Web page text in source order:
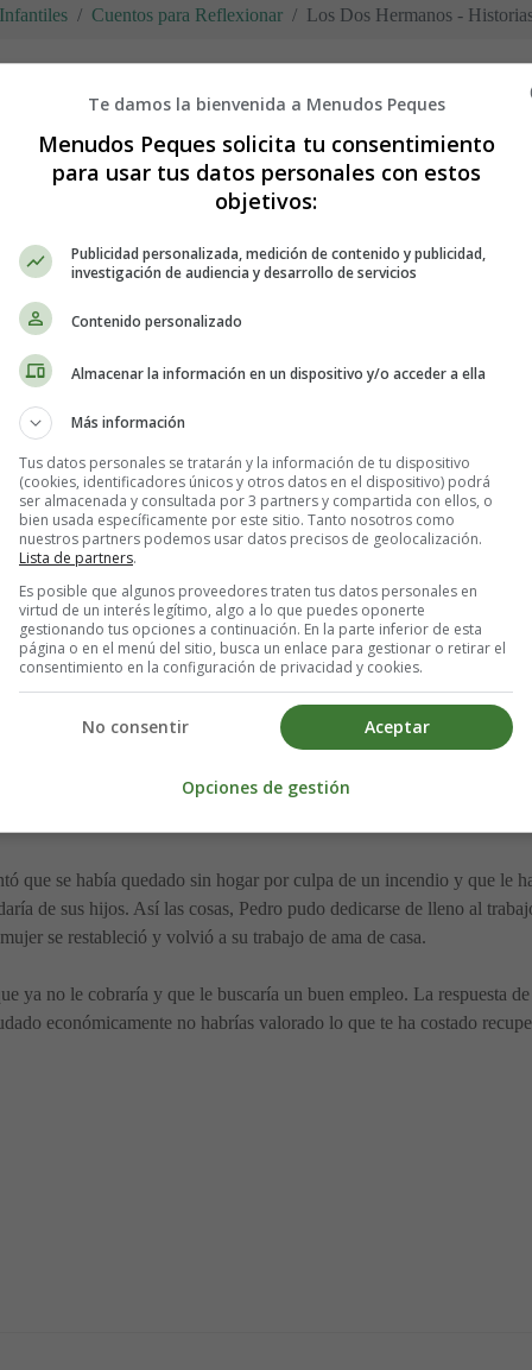
Cuentos para Reflexionar Los Dos Hermanos -
para pensar
Los dos hermanos - Cuentos para Reflexionar
pero apenas se veían. Un día, el primero de ellos se encontró
y su mujer estaba enferma y no podía cuidar a sus hijos como
que se había quedado sin hogar por culpa de un incendio y que le
de sus hijos. Así las cosas, Pedro pudo dedicarse de lleno al
se restableció y volvió a su trabajo de ama de casa.
ya no le cobraría y que le buscaría un buen empleo. La respuesta
económicamente no habrías valorado lo que te ha costado
para pensar
Te damos la bienvenida a Menudos Peques
Menudos Peques solicita tu consentimiento
para usar tus datos personales con estos
objetivos:
Publicidad personalizada, medición de contenido y publicidad,
investigación de audiencia y desarrollo de servicios
Contenido personalizado
Almacenar la información en un dispositivo y/o acceder a ella
Más información
Tus datos personales se tratarán y la información de tu dispositivo
(cookies, identificadores únicos y otros datos en el dispositivo) podrá
ser almacenada y consultada por 3 partners y compartida con ellos, o
bien usada específicamente por este sitio. Tanto nosotros como
nuestros partners podemos usar datos precisos de geolocalización.
Lista de partners.
Es posible que algunos proveedores traten tus datos personales en
virtud de un interés legítimo, algo a lo que puedes oponerte
gestionando tus opciones a continuación. En la parte inferior de esta
página o en el menú del sitio, busca un enlace para gestionar o retirar el
consentimiento en la configuración de privacidad y cookies.
Aceptar
No consentir
Opciones de gestión